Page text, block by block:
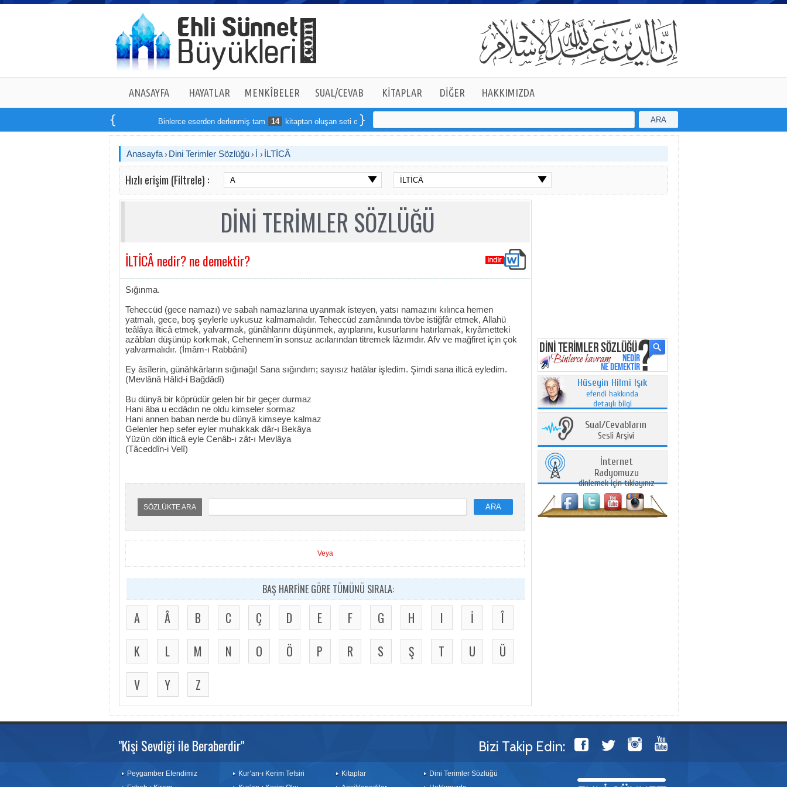
ANASAYFA HAYATLAR MENKÎBELER SUAL/CEVAB KİTAPLAR DİĞER HAKKIMIZDA
Binlerce eserden derlenmiş tam 14 kitaptan oluşan seti online sipariş verebilirsiniz ARA
Anasayfa Dini Terimler Sözlüğü İ İLTİCÂ
Hızlı erişim (Filtrele) :
DİNİ TERİMLER SÖZLÜĞÜ
İLTİCÂ nedir? ne demektir?
Sığınma.
Teheccüd (gece namazı) ve sabah namazlarına uyanmak isteyen, yatsı namazını kılınca hemen
yatmalı, gece, boş şeylerle uykusuz kalmamalıdır. Teheccüd zamânında tövbe istiğfâr etmek, Allahü
teâlâya ilticâ etmek, yalvarmak, günâhlarını düşünmek, ayıplarını, kusurlarını hatırlamak, kıyâmetteki
azâbları düşünüp korkmak, Cehennem'in sonsuz acılarından titremek lâzımdır. Afv ve mağfiret için çok
yalvarmalıdır. (İmâm-ı Rabbânî)
Ey âsîlerin, günâhkârların sığınağı! Sana sığındım; sayısız hatâlar işledim. Şimdi sana ilticâ eyledim.
(Mevlânâ Hâlid-i Bağdâdî)
Bu dünyâ bir köprüdür gelen bir bir geçer durmaz
Hani âba u ecdâdın ne oldu kimseler sormaz
Hani annen baban nerde bu dünyâ kimseye kalmaz
Gelenler hep sefer eyler muhakkak dâr-ı Bekâya
Yüzün dön ilticâ eyle Cenâb-ı zât-ı Mevlâya
(Tâceddîn-i Velî)
SÖZLÜKTE ARA ARA
Veya
BAŞ HARFİNE GÖRE TÜMÜNÜ SIRALA:
A Â B C Ç D E F G H I İ
Î
K
L M N O Ö P R S Ş T U
Ü
V
Y Z
Hüseyin Hilmi Işık
efendi hakkında
detaylı bilgi
Sual/Cevabların
Sesli Arşivi
İnternet
Radyomuzu
dinlemek için tıklayınız
"Kişi Sevdiği ile Beraberdir" Bizi Takip Edin:
Peygamber Efendimiz
Kur’an-ı Kerim Tefsiri
Kitaplar
Dini Terimler Sözlüğü